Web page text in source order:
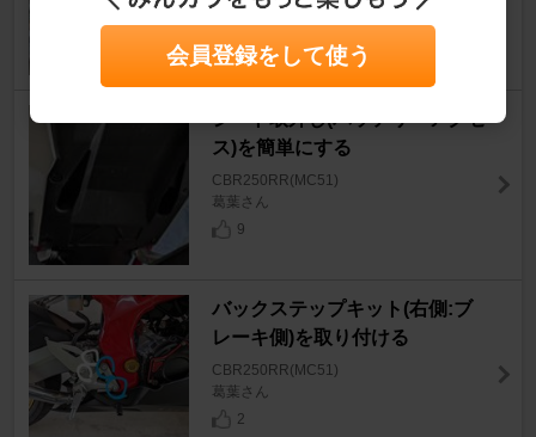
葛葉さん
シート取外し(バッテリーアクセ
ス)を簡単にする
CBR250RR(MC51)
葛葉さん
9
バックステップキット(右側:ブ
レーキ側)を取り付ける
CBR250RR(MC51)
葛葉さん
2
会員登録をして使う